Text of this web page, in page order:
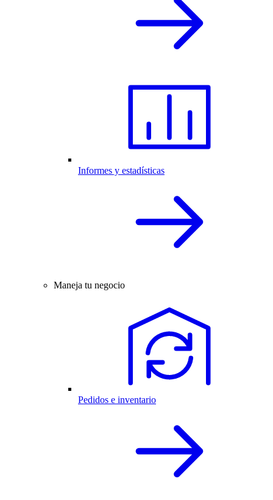
Informes y estadísticas
Maneja tu negocio
Pedidos e inventario